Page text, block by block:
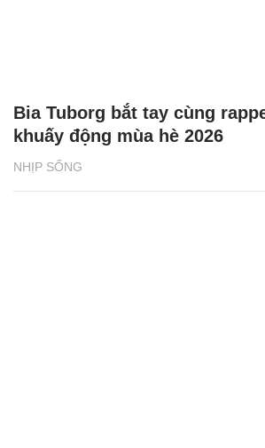
NHỊP SỐNG
Bia Tuborg bắt tay cùng
khuấy động mùa hè 2026